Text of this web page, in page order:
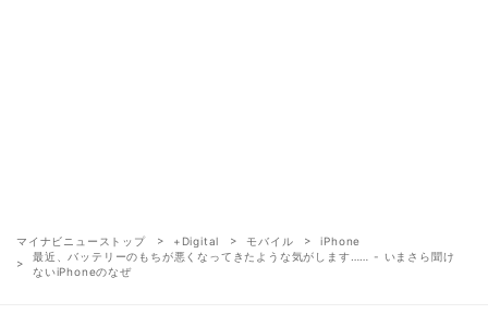
マイナビニューストップ +Digital モバイル
iPhone
最近、バッテリーのもちが悪くなってきたような気がします…… - いまさら聞け
ないiPhoneのなぜ